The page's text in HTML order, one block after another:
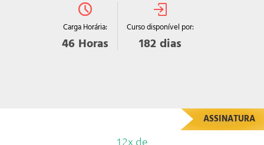
Carga Horária:
46 Horas
Curso disponível por:
182 dias
ASSINATURA
12x de